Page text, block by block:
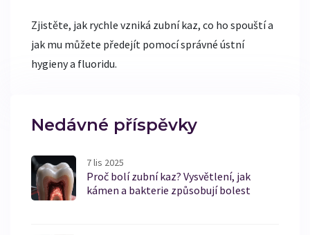
Zjistěte, jak rychle vzniká zubní kaz, co ho spouští a
jak mu můžete předejít pomocí správné ústní
hygieny a fluoridu.
Nedávné příspěvky
7 lis 2025
Proč bolí zubní kaz? Vysvětlení, jak
kámen a bakterie způsobují bolest